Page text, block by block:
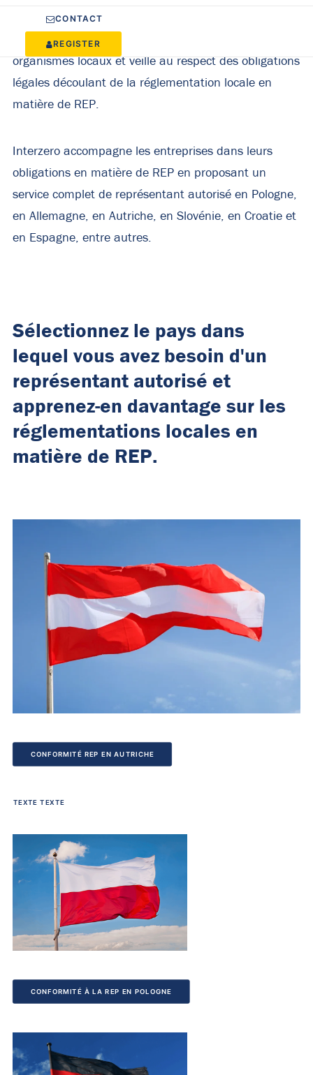
CONTACT
REGISTER
de l’entité qui représente le fabricant étranger (c’est-
à-dire votre entreprise) auprès des autorités et
organismes locaux et veille au respect des obligations
légales découlant de la réglementation locale en
matière de REP.
Interzero accompagne les entreprises dans leurs
obligations en matière de REP en proposant un
service complet de représentant autorisé en Pologne,
en Allemagne, en Autriche, en Slovénie, en Croatie et
en Espagne, entre autres.
Sélectionnez le pays dans
lequel vous avez besoin d'un
représentant autorisé et
apprenez-en davantage sur les
réglementations locales en
matière de REP.
CONFORMITÉ REP EN AUTRICHE
TEXTE TEXTE
CONFORMITÉ À LA REP EN POLOGNE